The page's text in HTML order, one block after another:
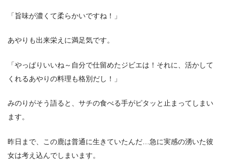
「旨味が濃くて柔らかいですね！」
あやりも出来栄えに満足気です。
「やっぱりいいね～自分で仕留めたジビエは！それに、活かして
くれるあやりの料理も格別だし！」
みのりがそう語ると、サチの食べる手がピタッと止まってしまい
ます。
昨日まで、この鹿は普通に生きていたんだ…急に実感の湧いた彼
女は考え込んでしまいます。